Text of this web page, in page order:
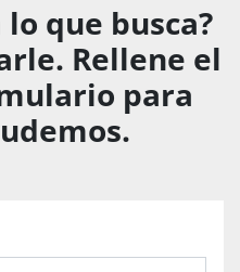
que busca?
Rellene el
para